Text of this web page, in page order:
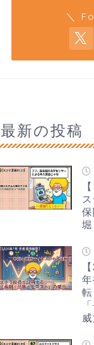
＼
最新の投稿
堀
威